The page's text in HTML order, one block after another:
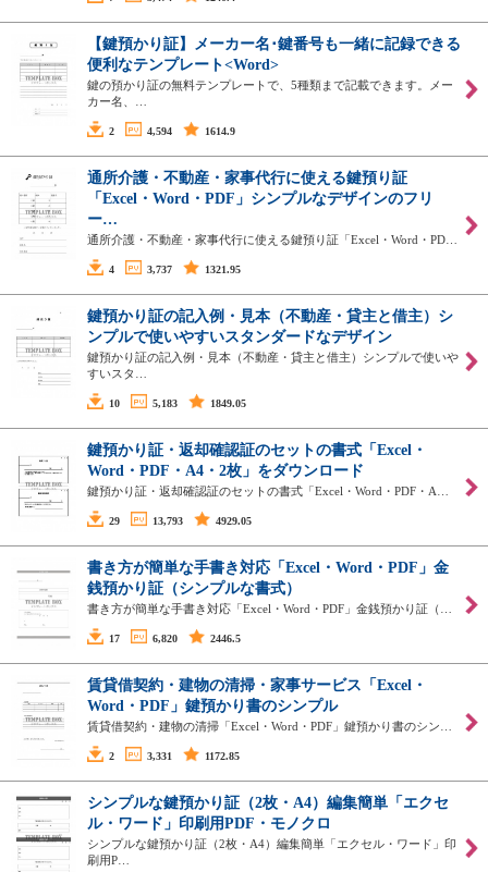
【鍵預かり証】メーカー名･鍵番号も一緒に記録できる
便利なテンプレート<Word>
鍵の預かり証の無料テンプレートで、5種類まで記載できます。メー
カー名、…
2 4,594 1614.9
通所介護・不動産・家事代行に使える鍵預り証
「Excel・Word・PDF」シンプルなデザインのフリ
ー…
通所介護・不動産・家事代行に使える鍵預り証「Excel・Word・PD…
4 3,737 1321.95
鍵預かり証の記入例・見本（不動産・貸主と借主）シ
ンプルで使いやすいスタンダードなデザイン
鍵預かり証の記入例・見本（不動産・貸主と借主）シンプルで使いや
すいスタ…
10 5,183 1849.05
鍵預かり証・返却確認証のセットの書式「Excel・
Word・PDF・A4・2枚」をダウンロード
鍵預かり証・返却確認証のセットの書式「Excel・Word・PDF・A…
29 13,793 4929.05
書き方が簡単な手書き対応「Excel・Word・PDF」金
銭預かり証（シンプルな書式）
書き方が簡単な手書き対応「Excel・Word・PDF」金銭預かり証（…
17 6,820 2446.5
賃貸借契約・建物の清掃・家事サービス「Excel・
Word・PDF」鍵預かり書のシンプル
賃貸借契約・建物の清掃「Excel・Word・PDF」鍵預かり書のシン…
2 3,331 1172.85
シンプルな鍵預かり証（2枚・A4）編集簡単「エクセ
ル・ワード」印刷用PDF・モノクロ
シンプルな鍵預かり証（2枚・A4）編集簡単「エクセル・ワード」印
刷用P…